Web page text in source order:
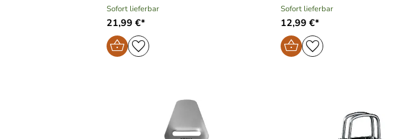
Sofort lieferbar
21,99 €*
Sofort lieferbar
12,99 €*